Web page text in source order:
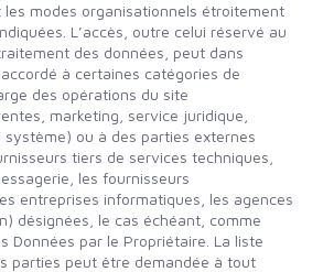
les modes organisationnels étroitement
L’accès, outre celui réservé au
des données, peut dans
à certaines catégories de
des opérations du site
marketing, service juridique,
système) ou à des parties externes
tiers de services techniques,
les fournisseurs
entreprises informatiques, les agences
désignées, le cas échéant, comme
Données par le Propriétaire. La liste
parties peut être demandée à tout